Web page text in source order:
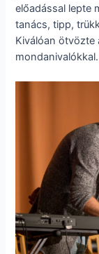
előadással lepte
tanács, tipp,
Kiválóan
mondanivalókkal.